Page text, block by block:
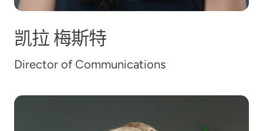
凯拉梅斯特
Director of Communications
詹妮弗·尼扬戈达